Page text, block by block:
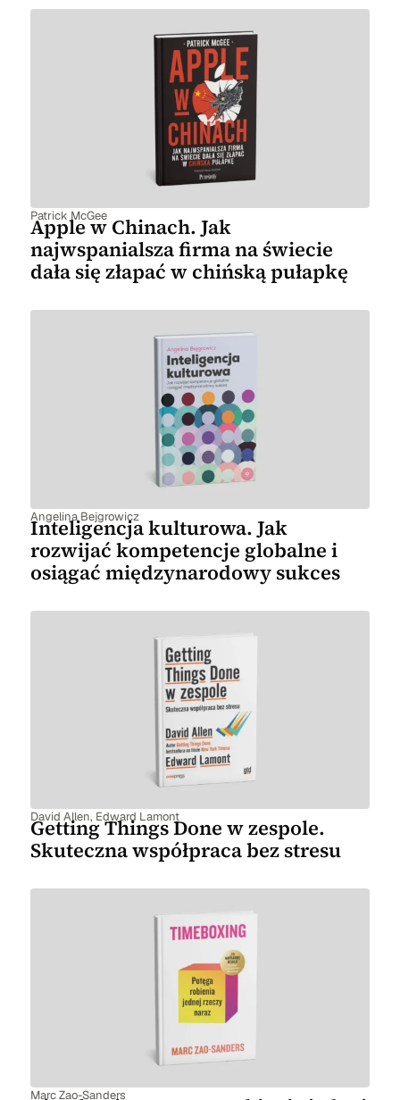
Patrick McGee
Apple w Chinach. Jak
najwspanialsza firma na świecie
dała się złapać w chińską pułapkę
Angelina Bejgrowicz
Inteligencja kulturowa. Jak
rozwijać kompetencje globalne i
osiągać międzynarodowy sukces
David Allen, Edward Lamont
Getting Things Done w zespole.
Skuteczna współpraca bez stresu
Marc Zao-Sanders